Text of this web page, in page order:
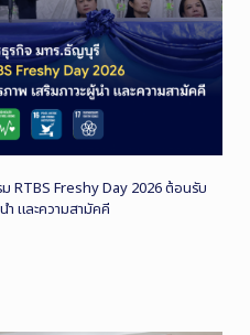
RTBS Freshy Day 2026 ต้อนรับ
ำ และความสามัคคี